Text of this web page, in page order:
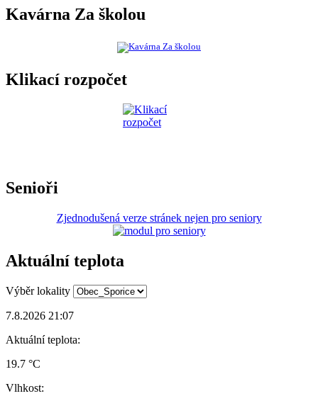
Kavárna Za školou
Klikací rozpočet
Senioři
Zjednodušená verze stránek nejen pro seniory
Aktuální teplota
Výběr lokality
7.8.2026 21:07
Aktuální teplota:
19.7 °C
Vlhkost: